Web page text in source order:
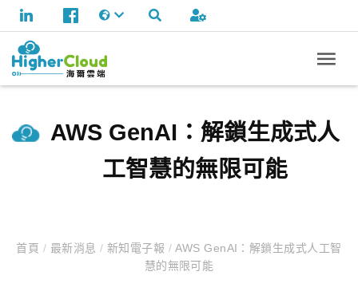
AWS GenAI：解鎖生成式人
工智慧的無限可能
首頁 / 最新消息 / 新知電子報 / AWS GenAI：解鎖生成式人工智
慧的無限可能